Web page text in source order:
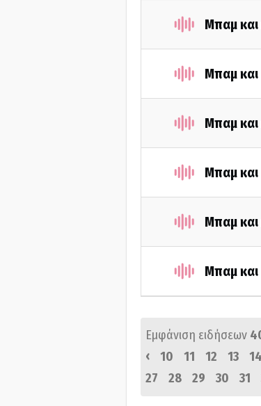
Μπαμ
Μπαμ
Μπαμ
Μπαμ
Μπαμ
Μπαμ
Εμφάνιση ειδήσεων
‹
10 11 12 13 14
27
28 29 30 31